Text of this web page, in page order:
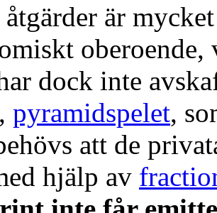
är
dock inte
pyramidspelet,
att de
hjälp av